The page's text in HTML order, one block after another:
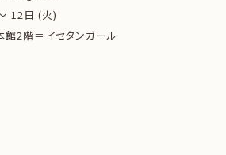
12日 (火)
2階＝イセタンガール